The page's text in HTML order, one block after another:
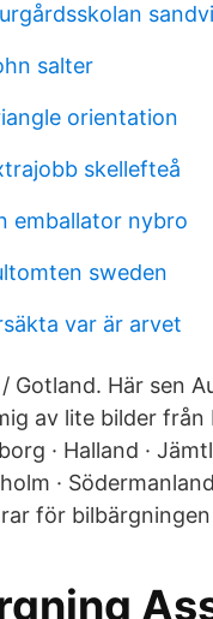
salter
orientation
skellefteå
emballator nybro
sweden
var är arvet
Gotland. Här sen
av lite bilder från
· Halland ·
·
för